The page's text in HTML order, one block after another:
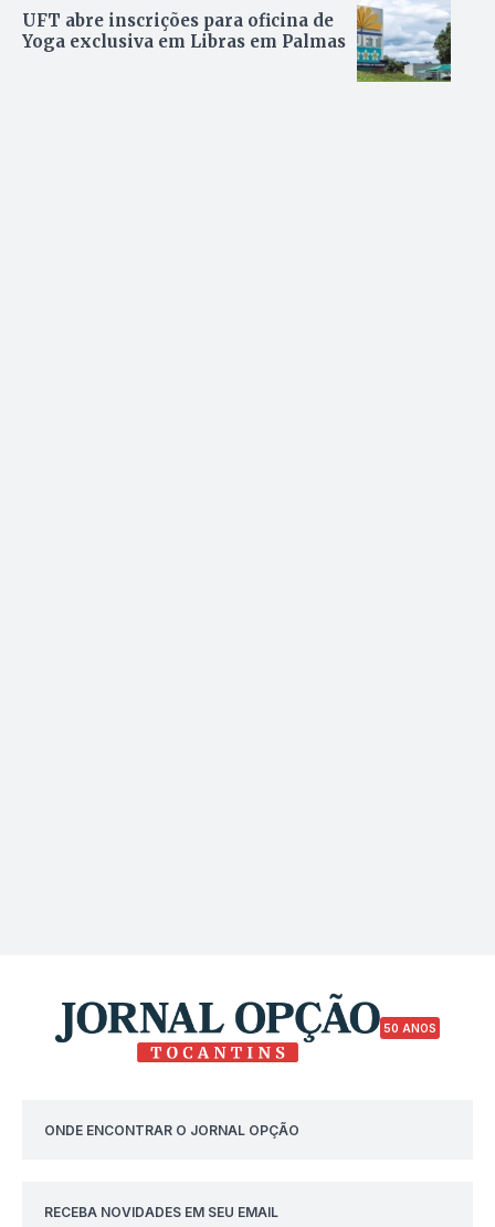
UFT abre inscrições para oficina de
Yoga exclusiva em Libras em Palmas
50 ANOS
ONDE ENCONTRAR O JORNAL OPÇÃO
RECEBA NOVIDADES EM SEU EMAIL